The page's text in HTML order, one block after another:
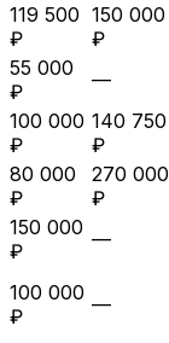
119 500
₽
150 000
₽
55 000
₽
—
100 000
₽
140 750
₽
80 000
₽
270 000
₽
150 000
₽
—
100 000
₽
—